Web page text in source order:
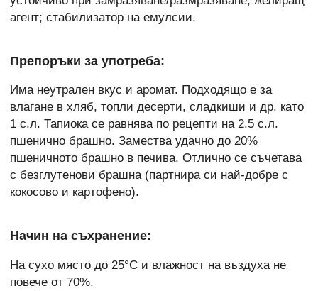
агент; стабилизатор на емулсии.
Препоръки за употреба:
Има неутрален вкус и аромат. Подходящо е за
влагане в хляб, топли десерти, сладкиши и др. като
1 с.л. Тапиока се равнява по рецепти на 2.5 с.л.
пшенично брашно. Замества удачно до 20%
пшеничното брашно в печива. Отлично се съчетава
с безглутенови брашна (партнира си най-добре с
кокосово и картофено).
Начин на съхранение:
На сухо място до 25°C и влажност на въздуха не
повече от 70%.